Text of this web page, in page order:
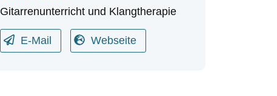
Gitarrenunterricht und Klangtherapie
E-Mail Webseite